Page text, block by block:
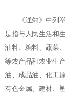
《通知》中列举
是指与人民生活和
油料、糖料、蔬菜
等农产品和农业生
油、成品油、化工
有色金属、建材、